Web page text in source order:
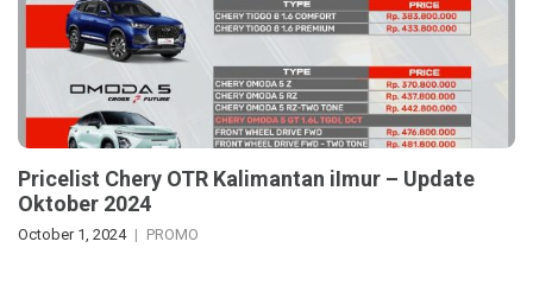
Pricelist Chery OTR Kalimantan iImur – Update
Oktober 2024
October 1, 2024 PROMO